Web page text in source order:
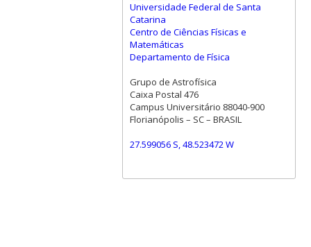
Universidade Federal de Santa
Catarina
Centro de Ciências Físicas e
Matemáticas
Departamento de Física
Grupo de Astrofísica
Caixa Postal 476
Campus Universitário 88040-900
Florianópolis – SC – BRASIL
27.599056 S, 48.523472 W